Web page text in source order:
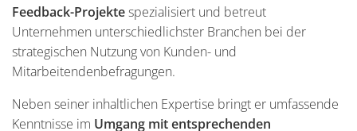
Feedback-Projektespezialisiert und betreut
Unternehmen unterschiedlichster Branchen bei der
strategischen Nutzung von Kunden- und
Mitarbeitendenbefragungen.
Neben seiner inhaltlichen Expertise bringt er umfassende
Kenntnisse im Umgang mit entsprechenden